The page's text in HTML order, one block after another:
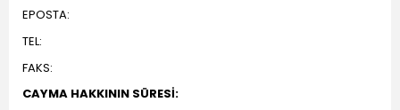
EPOSTA:
TEL:
FAKS:
CAYMA HAKKININ SÜRESİ: